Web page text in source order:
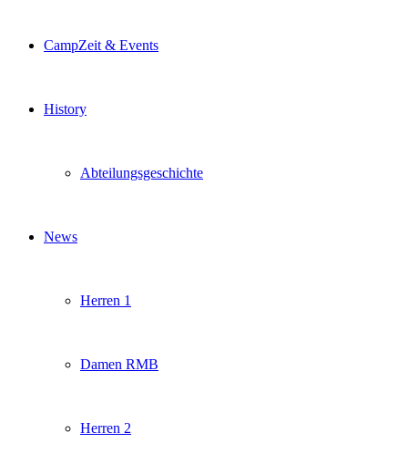
CampZeit & Events
History
Abteilungsgeschichte
News
Herren 1
Damen RMB
Herren 2